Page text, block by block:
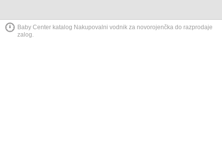
Baby Center katalog Nakupovalni vodnik za novorojenčka do razprodaje
zalog.